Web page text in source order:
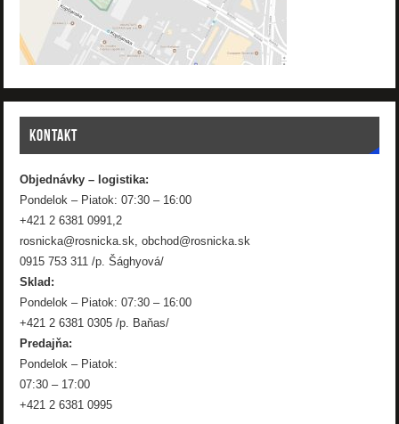
KONTAKT
Objednávky – logistika:
Pondelok – Piatok: 07:30 – 16:00
+421 2 6381 0991,2
rosnicka@rosnicka.sk, obchod@rosnicka.sk
0915 753 311 /p. Šághyová/
Sklad:
Pondelok – Piatok: 07:30 – 16:00
+421 2 6381 0305 /p. Baňas/
Predajňa:
Pondelok – Piatok:
07:30 – 17:00
+421 2 6381 0995